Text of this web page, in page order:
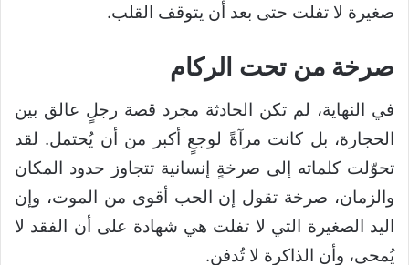
صغيرة لا تفلت حتى بعد أن يتوقف القلب.
صرخة من تحت الركام
في النهاية، لم تكن الحادثة مجرد قصة رجلٍ عالق بين
الحجارة، بل كانت مرآةً لوجعٍ أكبر من أن يُحتمل. لقد
تحوّلت كلماته إلى صرخةٍ إنسانية تتجاوز حدود المكان
والزمان، صرخة تقول إن الحب أقوى من الموت، وإن
اليد الصغيرة التي لا تفلت هي شهادة على أن الفقد لا
يُمحى، وأن الذاكرة لا تُدفن.